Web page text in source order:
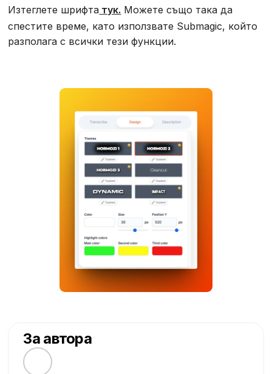
Изтеглете шрифта тук. Можете също така да
спестите време, като използвате Submagic, който
разполага с всички тези функции.
За автора